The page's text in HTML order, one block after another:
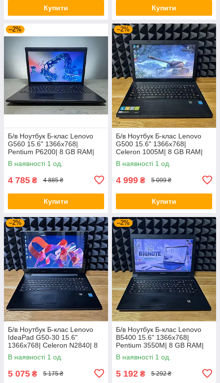
Купити Купити
–2%
Б/в Ноутбук Б-клас Lenovo
G560 15.6" 1366x768|
Pentium P6200| 8 GB RAM|
120 GB SSD| HD
В наявності 1 од.
4 785 ₴ 4 885 ₴
Купити
–2%
Б/в Ноутбук Б-клас Lenovo
G500 15.6" 1366x768|
Celeron 1005M| 8 GB RAM|
128 GB SSD| HD
В наявності 1 од.
4 999 ₴ 5 099 ₴
Купити
–2%
Б/в Ноутбук Б-клас Lenovo
IdeaPad G50-30 15.6"
1366x768| Celeron N2840| 8
GB RAM| 128 GB SSD| HD
В наявності 1 од.
5 075 ₴ 5 175 ₴
–2%
Б/в Ноутбук Б-клас Lenovo
B5400 15.6" 1366x768|
Pentium 3550M| 8 GB RAM|
128 GB SSD| HD
В наявності 1 од.
5 192 ₴ 5 292 ₴